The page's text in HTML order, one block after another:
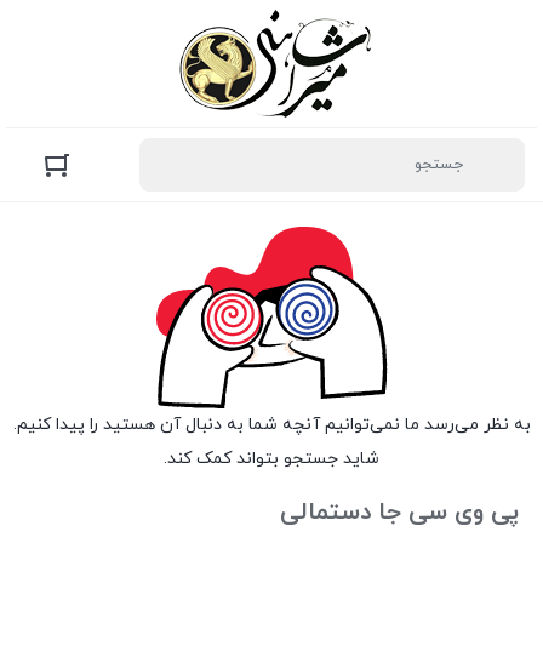
به نظر می‌رسد ما نمی‌توانیم آنچه شما به دنبال آن هستید را پیدا کنیم.
شاید جستجو بتواند کمک کند.
پی وی سی جا دستمالی